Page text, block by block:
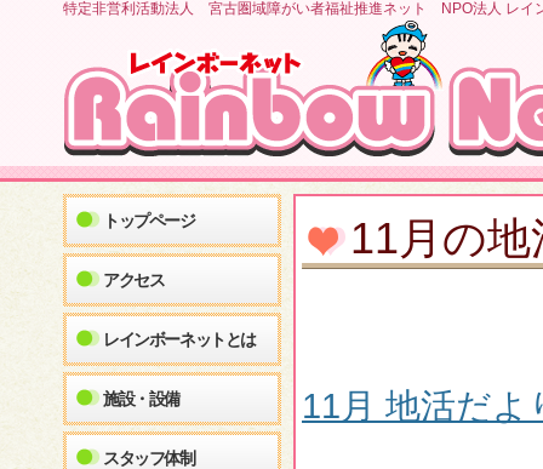
特定非営利活動法人 宮古圏域障がい者福祉推進ネット NPO法人 レイ
トップページ
アクセス
レインボーネットとは
施設・設備
スタッフ体制
11月の
11月 地活だよ